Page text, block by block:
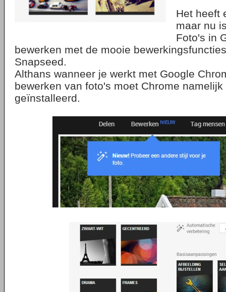
Het heeft
maar nu
Foto's in
bewerken met de mooie
Snapseed.
Althans wanneer je werkt met Google
bewerken van foto's moet Chrome
geïnstalleerd.